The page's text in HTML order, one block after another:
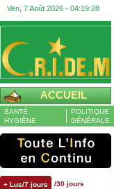
Ven, 7 Août 2026 - 04:19:29
ACCUEIL
SANTÉ
HYGIÈNE
POLITIQUE
GÉNÉRALE
+ Lus/7 jours /30 jours